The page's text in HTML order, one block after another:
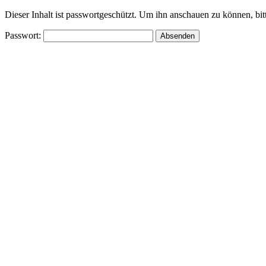
Dieser Inhalt ist passwortgeschützt. Um ihn anschauen zu können,
Passwort: